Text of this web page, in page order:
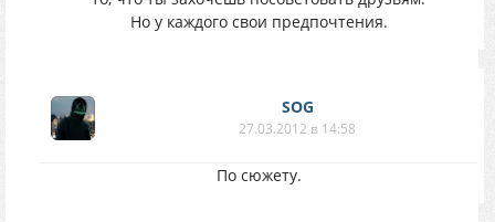
Но у каждого свои предпочтения.
SOG
27.03.2012 в 14:58
По сюжету.